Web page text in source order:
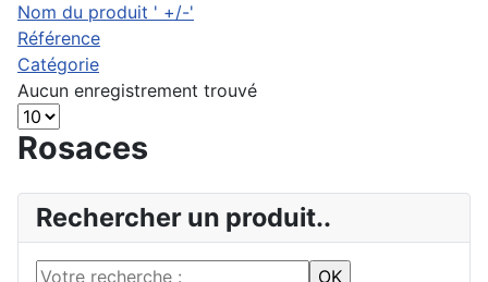
Rechercher un produit..
Nom du produit ' +/-'
Référence
Catégorie
Aucun enregistrement trouvé
Rosaces